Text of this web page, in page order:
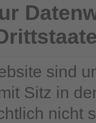
sind
Sitz in
nicht